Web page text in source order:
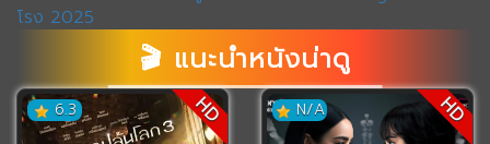
🎬 แนะนำหนังน่าดู
6.3 HD N/A HD